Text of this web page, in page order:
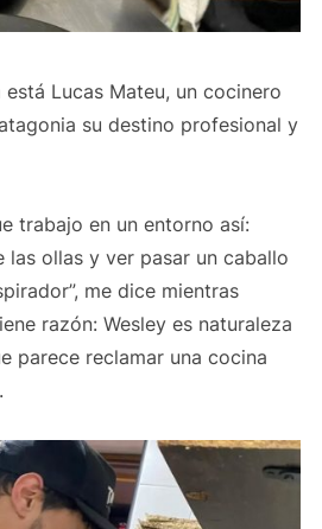
Lucas Mateu, un cocinero
su destino profesional y
trabajo en un entorno así:
las ollas y ver pasar un caballo
me dice mientras
razón: Wesley es naturaleza
parece reclamar una cocina